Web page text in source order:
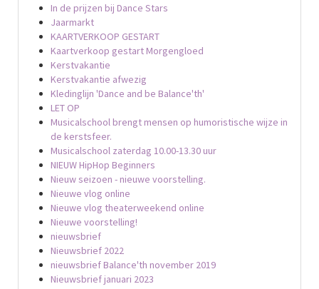
In de prijzen bij Dance Stars
Jaarmarkt
KAARTVERKOOP GESTART
Kaartverkoop gestart Morgengloed
Kerstvakantie
Kerstvakantie afwezig
Kledinglijn 'Dance and be Balance'th'
LET OP
Musicalschool brengt mensen op humoristische wijze in
de kerstsfeer.
Musicalschool zaterdag 10.00-13.30 uur
NIEUW HipHop Beginners
Nieuw seizoen - nieuwe voorstelling.
Nieuwe vlog online
Nieuwe vlog theaterweekend online
Nieuwe voorstelling!
nieuwsbrief
Nieuwsbrief 2022
nieuwsbrief Balance'th november 2019
Nieuwsbrief januari 2023